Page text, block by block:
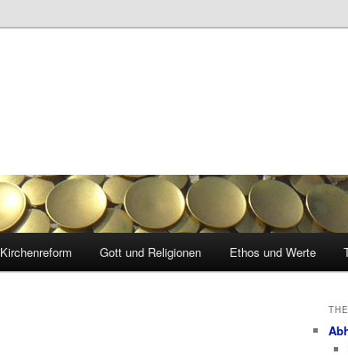
Kirchenreform Gott und Religionen Ethos und Werte